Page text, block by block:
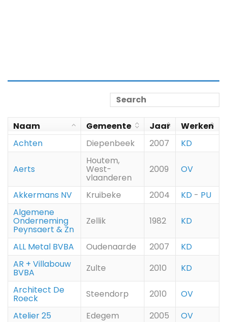
Naam Gemeente Jaar
Werken
Achten
Diepenbeek 2007 KD
Aerts
Houtem,
West-
vlaanderen
2009 OV
Akkermans NV Kruibeke 2004 KD - PU
Algemene
Onderneming
Peynsaert & Zn
Zellik 1982 KD
ALL Metal BVBA Oudenaarde 2007
KD
AR + Villabouw
BVBA Zulte 2010
KD
Architect De
Roeck Steendorp 2010
OV
Atelier 25
Edegem 2005
OV